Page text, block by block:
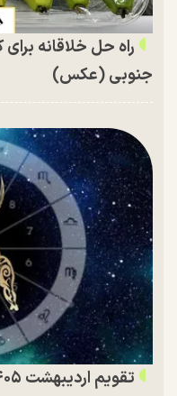
راه حل خلاقانه
جنوبی (عکس)
تقویم اردیبهشت ۱۴۰۵ و روز‌های تعطیل این ماه